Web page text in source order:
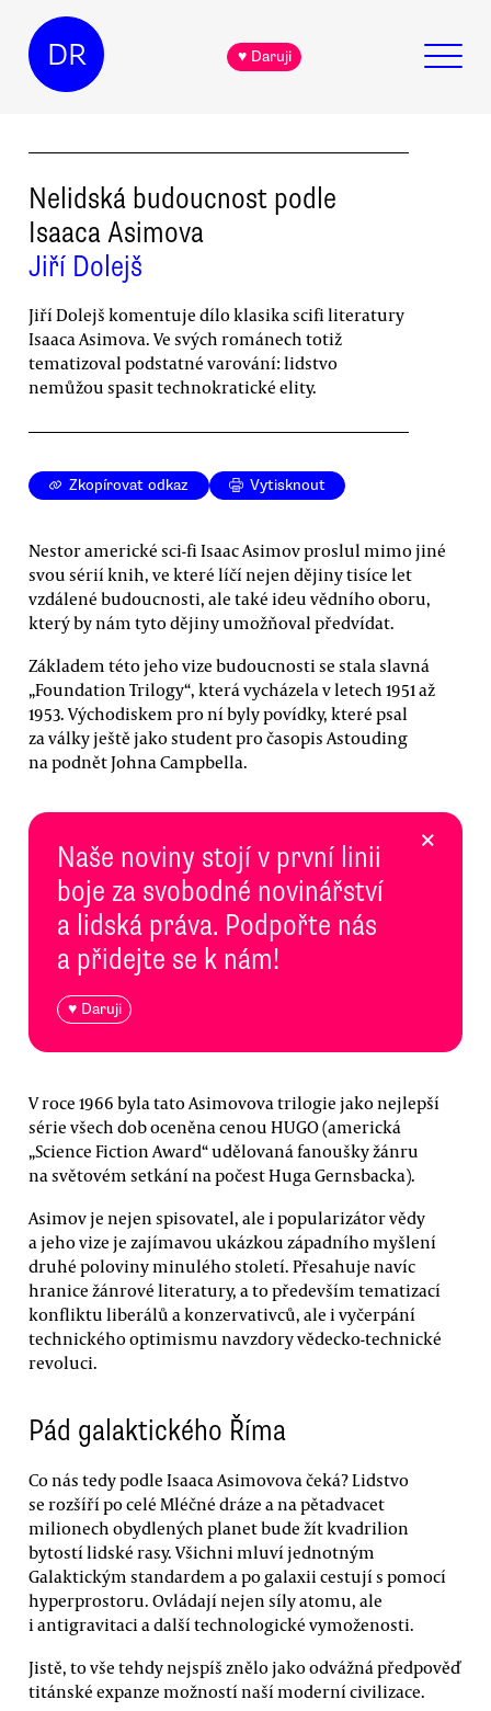
DR ♥ Daruji
Nelidská budoucnost podle
Isaaca Asimova
Jiří Dolejš
Jiří Dolejš komentuje dílo klasika scifi literatury
Isaaca Asimova. Ve svých románech totiž
tematizoval podstatné varování: lidstvo
nemůžou spasit technokratické elity.
Zkopírovat odkaz Vytisknout
Nestor americké sci-fi Isaac Asimov proslul mimo jiné
svou sérií knih, ve které líčí nejen dějiny tisíce let
vzdálené budoucnosti, ale také ideu vědního oboru,
který by nám tyto dějiny umožňoval předvídat.
Základem této jeho vize budoucnosti se stala slavná
„Foundation Trilogy“, která vycházela v letech 1951 až
1953. Východiskem pro ní byly povídky, které psal
za války ještě jako student pro časopis Astouding
na podnět Johna Campbella.
Naše noviny stojí v první linii
boje za svobodné novinářství
a lidská práva. Podpořte nás
a přidejte se k nám!
♥ Daruji
×
V roce 1966 byla tato Asimovova trilogie jako nejlepší
série všech dob oceněna cenou HUGO (americká
„Science Fiction Award“ udělovaná fanoušky žánru
na světovém setkání na počest Huga Gernsbacka).
Asimov je nejen spisovatel, ale i popularizátor vědy
a jeho vize je zajímavou ukázkou západního myšlení
druhé poloviny minulého století. Přesahuje navíc
hranice žánrové literatury, a to především tematizací
konfliktu liberálů a konzervativců, ale i vyčerpání
technického optimismu navzdory vědecko-technické
revoluci.
Pád galaktického Říma
Co nás tedy podle Isaaca Asimovova čeká? Lidstvo
se rozšíří po celé Mléčné dráze a na pětadvacet
milionech obydlených planet bude žít kvadrilion
bytostí lidské rasy. Všichni mluví jednotným
Galaktickým standardem a po galaxii cestují s pomocí
hyperprostoru. Ovládají nejen síly atomu, ale
i antigravitaci a další technologické vymoženosti.
Jistě, to vše tehdy nejspíš znělo jako odvážná předpověď
titánské expanze možností naší moderní civilizace.